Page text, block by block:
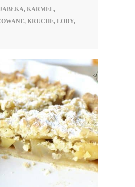
JABŁKA, KARMEL,
, KRUCHE, LODY,